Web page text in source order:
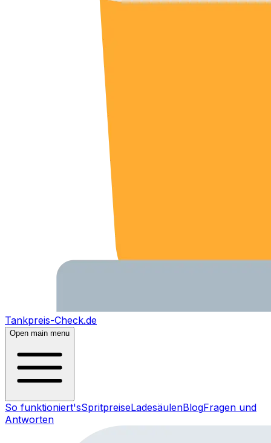
Tankpreis-Check.de
Open main menu
So funktioniert'sSpritpreiseLadesäulenBlogFragen und
Antworten